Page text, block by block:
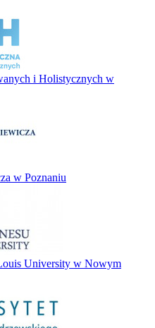
i Holistycznych w
w Poznaniu
University w Nowym